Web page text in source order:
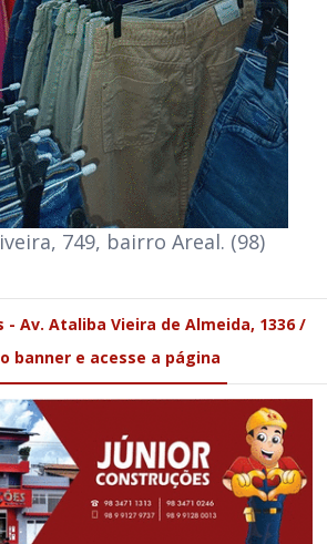
749, bairro Areal. (98)
- Av. Ataliba Vieira de Almeida, 1336 /
banner e acesse a página